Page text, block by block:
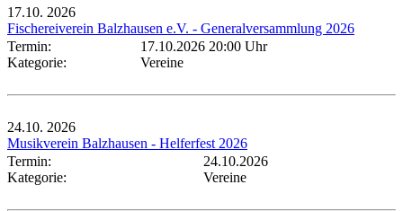
17.10. 2026
Fischereiverein Balzhausen e.V. - Generalversammlung 2026
Termin:
17.10.2026 20:00 Uhr
Kategorie:
Vereine
24.10. 2026
Musikverein Balzhausen - Helferfest 2026
Termin:
24.10.2026
Kategorie:
Vereine